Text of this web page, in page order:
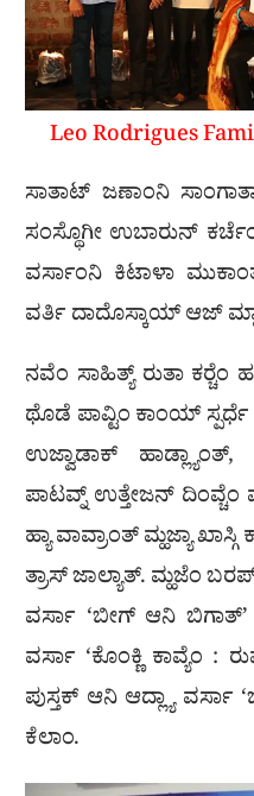
Leo Rodrigues
ಸಾತಾಟ್ ಜಣಾಂನಿ
ಸಂಸ್ಥೊಗೀ ಉಬಾರುನ್
ವರ್ಸಾಂನಿ ಕಿಟಾಳಾ
ವರ್ತಿ ದಾದೊಸ್ಕಾಯ್ ಆಜ್
ನವೆಂ ಸಾಹಿತ್ಯ್ ರುತಾ
ಥೊಡೆ ಪಾವ್ಟಿಂ ಕಾಂಯ್ ಸ್ಪರ್ಧೆ
ಉಜ್ವಾಡಾಕ್
ಪಾಟವ್ನ್ ಉತ್ತೇಜನ್
ಹ್ಯಾ ವಾವ್ರಾಂತ್ ಮ್ಹಜ್ಯಾ
ತ್ರಾಸ್ ಜಾಲ್ಯಾತ್. ಮ್ಹಜೆಂ
ವರ್ಸಾ ‘ಬೀಗ್ ಆನಿ ಬಿಗಾತ್’
ವರ್ಸಾ ‘ಕೊಂಕ್ಣಿ ಕಾವ್ಯೆಂ :
ಪುಸ್ತಕ್ ಆನಿ ಆದ್ಲ್ಯಾ
ಕೆಲಾಂ.